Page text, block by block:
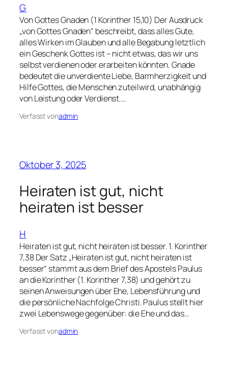
G
Von Gottes Gnaden (1 Korinther 15,10) Der Ausdruck
„von Gottes Gnaden“ beschreibt, dass alles Gute,
alles Wirken im Glauben und alle Begabung letztlich
ein Geschenk Gottes ist – nicht etwas, das wir uns
selbst verdienen oder erarbeiten könnten. Gnade
bedeutet die unverdiente Liebe, Barmherzigkeit und
Hilfe Gottes, die Menschen zuteilwird, unabhängig
von Leistung oder Verdienst.…
Verfasst vonadmin
Oktober 3, 2025
Heiraten ist gut, nicht
heiraten ist besser
H
Heiraten ist gut, nicht heiraten ist besser. 1. Korinther
7,38 Der Satz „Heiraten ist gut, nicht heiraten ist
besser“ stammt aus dem Brief des Apostels Paulus
an die Korinther (1. Korinther 7,38) und gehört zu
seinen Anweisungen über Ehe, Lebensführung und
die persönliche Nachfolge Christi. Paulus stellt hier
zwei Lebenswege gegenüber: die Ehe und das…
Verfasst vonadmin